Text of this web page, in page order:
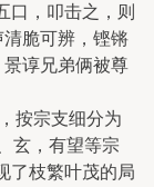
口，叩击之，则
清脆可辨，铿锵
谆兄弟俩被尊
按宗支细分为
玄，有望等宗
了枝繁叶茂的局